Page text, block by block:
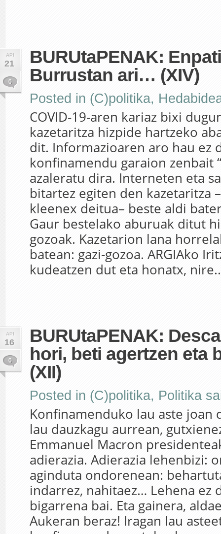
API
21
0
BURUtaPENAK:
Burrustan ari… (XIV)
Posted in (C)politika,
COVID-19-aren kariaz bixi
kazetaritza hizpide hartzeko
dit. Informazioaren aro hau ez
konfinamendu garaion zenbait
azaleratu dira. Interneten eta
bitartez egiten den kazetaritza
kleenex deitua– beste aldi
Gaur bestelako aburuak ditut
gozoak. Kazetarion lana
batean: gazi-gozoa. ARGIAko
kudeatzen dut eta honatx,
API
16
0
BURUtaPENAK:
hori, beti agertzen eta
(XII)
Posted in (C)politika, Politika
Konfinamenduko lau aste joan
lau dauzkagu aurrean,
Emmanuel Macron
adierazia. Adierazia lehenbizi:
aginduta ondorenean:
indarrez, nahitaez… Lehena ez
bigarrena bai. Eta gainera,
Aukeran beraz! Iragan lau